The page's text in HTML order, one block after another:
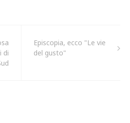
di
Episcopia, ecco "Le vie
del gusto"